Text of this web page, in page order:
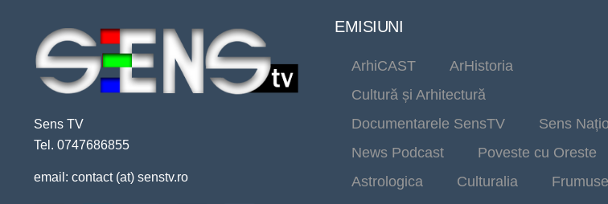
Sens TV
Tel. 0747686855
email: contact (at) senstv.ro
EMISIUNI
ArhiCAST
ArHistoria
Cultură și Arhitectură
Documentarele SensTV
Sens
News Podcast
Poveste cu Oreste
Astrologica
Culturalia